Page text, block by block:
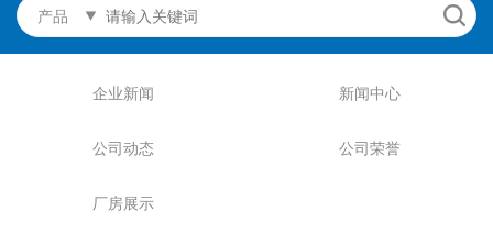
产品
企业新闻 新闻中心
公司动态 公司荣誉
厂房展示